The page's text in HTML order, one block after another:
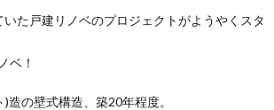
た戸建リノベのプロジェクトがようやくスタ
ベ！
造の壁式構造、築20年程度。